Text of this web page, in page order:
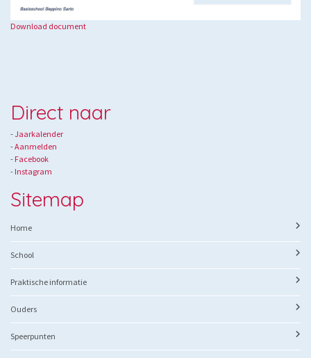
Download document
Direct naar
-Jaarkalender
- ​Aanmelden
- Facebook
- Instagram
Sitemap
Home
School
Praktische informatie
Ouders
Speerpunten